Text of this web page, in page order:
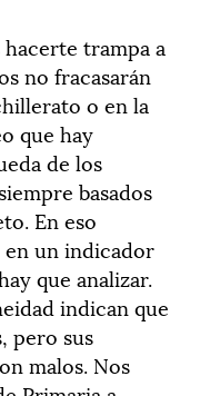
hacerte trampa a
no fracasarán
o en la
que hay
de los
basados
En eso
en un indicador
que analizar.
indican que
pero sus
malos. Nos